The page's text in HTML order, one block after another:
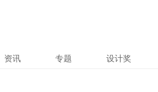
资讯 专题 设计奖